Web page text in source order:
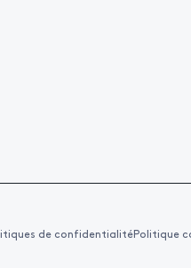
de confidentialitéPolitique